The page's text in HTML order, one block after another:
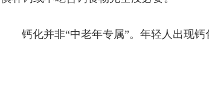
钙化并非“中老年专属”。年轻人出现